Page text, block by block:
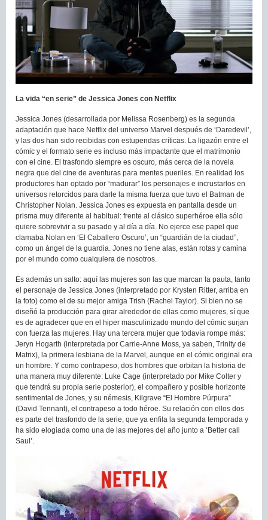
La vida “en serie” de Jessica Jones con Netflix
Jessica Jones (desarrollada por Melissa Rosenberg) es la segunda
adaptación que hace Netflix del universo Marvel después de ‘Daredevil’,
y las dos han sido recibidas con estupendas críticas. La ligazón entre el
cómic y el formato serie es incluso más impactante que el matrimonio
con el cine. El trasfondo siempre es oscuro, más cerca de la novela
negra que del cine de aventuras para mentes pueriles. En realidad los
productores han optado por “madurar” los personajes e incrustarlos en
universos retorcidos para darle la misma fuerza que tuvo el Batman de
Christopher Nolan. Jessica Jones es expuesta en pantalla desde un
prisma muy diferente al habitual: frente al clásico superhéroe ella sólo
quiere sobrevivir a su pasado y al día a día. No ejerce ese papel que
clamaba Nolan en ‘El Caballero Oscuro’, un “guardián de la ciudad”,
como un ángel de la guardia. Jones no tiene alas, están rotas y camina
por el mundo como cualquiera de nosotros.
Es además un salto: aquí las mujeres son las que marcan la pauta, tanto
el personaje de Jessica Jones (interpretado por Krysten Ritter, arriba en
la foto) como el de su mejor amiga Trish (Rachel Taylor). Si bien no se
diseñó la producción para girar alrededor de ellas como mujeres, sí que
es de agradecer que en el hiper masculinizado mundo del cómic surjan
con fuerza las mujeres. Hay una tercera mujer que todavía rompe más:
Jeryn Hogarth (interpretada por Carrie-Anne Moss, ya saben, Trinity de
Matrix), la primera lesbiana de la Marvel, aunque en el cómic original era
un hombre. Y como contrapeso, dos hombres que orbitan la historia de
una manera muy diferente: Luke Cage (interpretado por Mike Colter y
que tendrá su propia serie posterior), el compañero y posible horizonte
sentimental de Jones, y su némesis, Kilgrave “El Hombre Púrpura”
(David Tennant), el contrapeso a todo héroe. Su relación con ellos dos
es parte del trasfondo de la serie, que ya enfila la segunda temporada y
ha sido elogiada como una de las mejores del año junto a ‘Better call
Saul’.